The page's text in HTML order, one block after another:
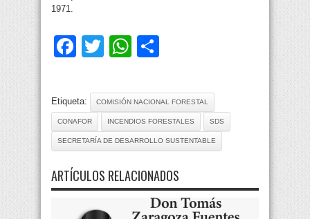
1971.
Facebook
TwitterWhatsApp
Etiqueta: COMISIÓN NACIONAL FORESTAL
CONAFOR INCENDIOS FORESTALES SDS
SECRETARÍA DE DESARROLLO SUSTENTABLE
ARTÍCULOS RELACIONADOS